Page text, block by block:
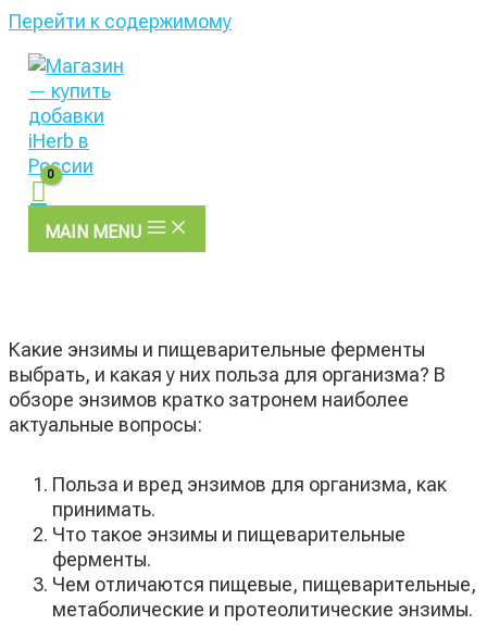
Перейти к содержимому
MAIN MENU
Какие энзимы и пищеварительные ферменты
выбрать, и какая у них польза для организма? В
обзоре энзимов кратко затронем наиболее
актуальные вопросы:
Польза и вред энзимов для организма, как
принимать.
Что такое энзимы и пищеварительные
ферменты.
Чем отличаются пищевые, пищеварительные,
метаболические и протеолитические энзимы.